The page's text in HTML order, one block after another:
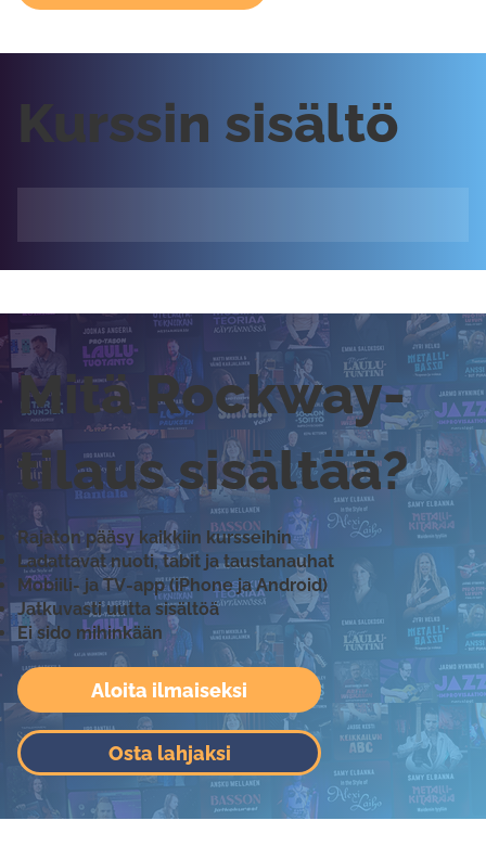
Kurssin sisältö
Aloita ilmaiseksi
Osta lahjaksi
Mitä Rockway-
tilaus sisältää?
Rajaton pääsy kaikkiin kursseihin
Ladattavat nuoti, tabit ja taustanauhat
Mobiili- ja TV-app (iPhone ja Android)
Jatkuvasti uutta sisältöä
Ei sido mihinkään